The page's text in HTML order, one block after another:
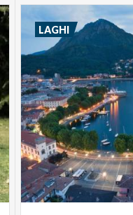
LAGHI